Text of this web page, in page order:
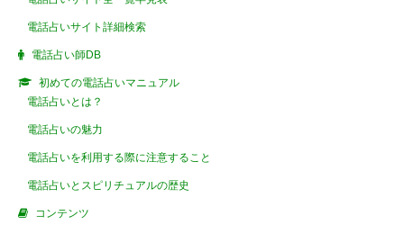
電話占いサイト詳細検索
電話占い師DB
初めての電話占いマニュアル
電話占いとは？
電話占いの魅力
電話占いを利用する際に注意すること
電話占いとスピリチュアルの歴史
コンテンツ